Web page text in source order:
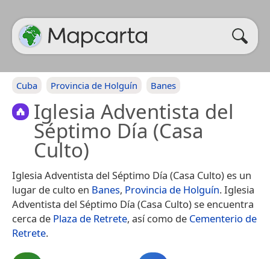
Cuba Provincia de Holguín Banes
Iglesia Adventista del
Séptimo Día (Casa
Culto)
Iglesia Adventista del Séptimo Día (Casa Culto) es un
lugar de culto en Banes, Provincia de Holguín. Iglesia
Adventista del Séptimo Día (Casa Culto) se encuentra
cerca de Plaza de Retrete, así como de Cementerio de
Retrete.